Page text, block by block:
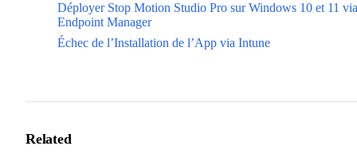
Déployer Stop Motion Studio Pro sur Windows 10 et 11 via
Endpoint Manager
Échec de l’Installation de l’App via Intune
Related